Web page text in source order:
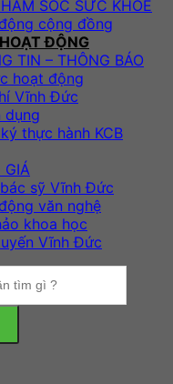
SÓC SỨC KHỎE
cộng đồng
ĐỘNG
TIN – THÔNG BÁO
hoạt động
Vĩnh Đức
dụng
thực hành KCB
GIÁ
sỹ Vĩnh Đức
văn nghệ
khoa học
Vĩnh Đức